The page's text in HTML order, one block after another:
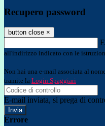
Recupero password
button close ×
all'indirizzo indicato con le
Non hai una e-mail associata al
tramite la Login Spaggiari
E-mail inviata, si prega di
Errore